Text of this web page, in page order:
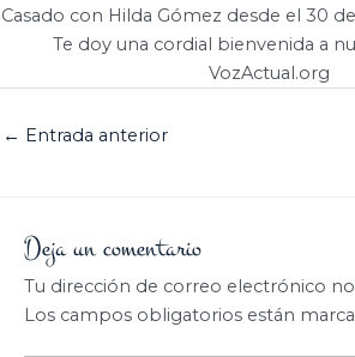
Casado con Hilda Gómez desde el 30
Te doy una cordial bienvenida a
VozActual.org
← Entrada anterior
Deja un comentario
Tu dirección de correo electrónico
Los campos obligatorios están